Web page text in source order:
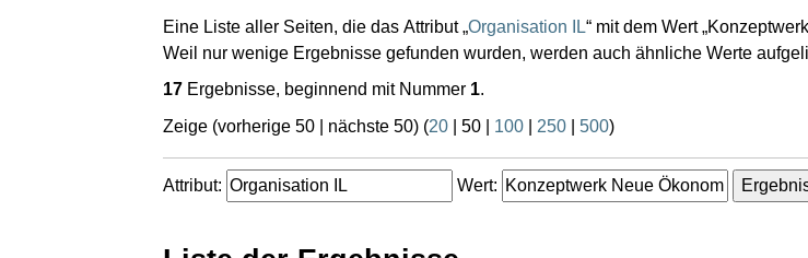
Eine Liste aller Seiten, die das Attribut „Organisation IL“ mit dem Wert
Weil nur wenige Ergebnisse gefunden wurden, werden auch ähnliche Werte
17 Ergebnisse, beginnend mit Nummer 1.
Zeige (vorherige 50 nächste 50) (20 50 100 250 500)
Attribut: Wert: